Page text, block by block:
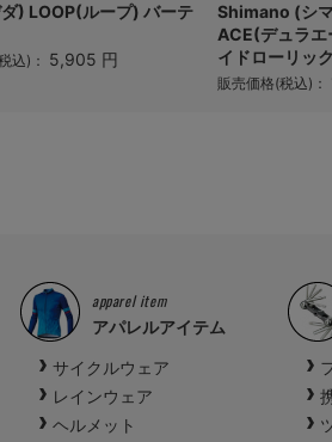
) LOOP(ループ) バーテ
込)： 5,905 円
Shimano (シ
ACE(デュラ
イドローリッ
販売価格(税込)：
apparel item
アパレルアイテム
サイクルウェア
レインウェア
ヘルメット